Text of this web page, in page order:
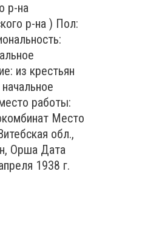
р-на
р-на ) Пол:
из крестьян
работы:
Место
обл.,
Орша Дата
1938 г.